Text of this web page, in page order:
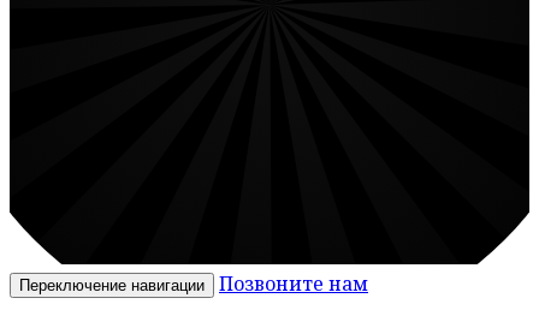
Переключение навигации
Позвоните нам